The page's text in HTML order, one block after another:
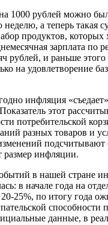
1000 рублей можно
а теперь такая
продуктов, которых
зарплата по
рублей, и раньше
на удовлетворение
инфляция
этот
потребительской
разных товаров и
подсчитывают
размер инфляции.
в нашей стране
в начале года на
25%, по итогу года
способности
данные, в